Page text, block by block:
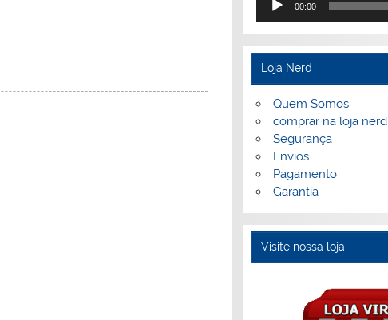
00:00
Loja Nerd
Quem Somos
comprar na loja nerd
Segurança
Envios
Pagamento
Garantia
Visite nossa loja